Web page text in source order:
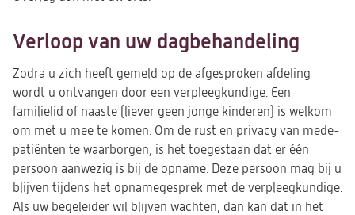
Verloop van uw dagbehandeling
Zodra u zich heeft gemeld op de afgesproken afdeling
wordt u ontvangen door een verpleegkundige. Een
familielid of naaste (liever geen jonge kinderen) is welkom
om met u mee te komen. Om de rust en privacy van mede-
patiënten te waarborgen, is het toegestaan dat er één
persoon aanwezig is bij de opname. Deze persoon mag bij u
blijven tijdens het opnamegesprek met de verpleegkundige.
Als uw begeleider wil blijven wachten, dan kan dat in het